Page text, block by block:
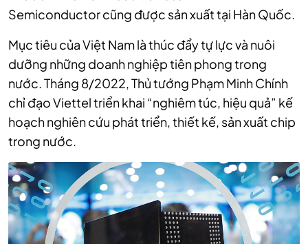
Semiconductor cũng được sản xuất tại Hàn Quốc.
Mục tiêu của Việt Nam là thúc đẩy tự lực và nuôi
dưỡng những doanh nghiệp tiên phong trong
nước. Tháng 8/2022, Thủ tướng Phạm Minh Chính
chỉ đạo Viettel triển khai “nghiêm túc, hiệu quả” kế
hoạch nghiên cứu phát triển, thiết kế, sản xuất chip
trong nước.